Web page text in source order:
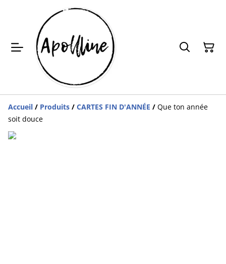
Accueil / Produits / CARTES FIN D'ANNÉE / Que ton année
soit douce